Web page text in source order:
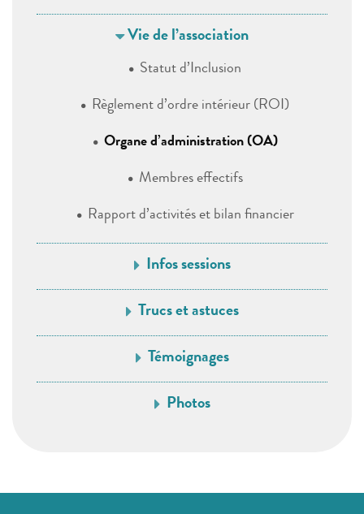
Vie de l’association
Statut d’Inclusion
Règlement d’ordre intérieur (ROI)
Organe d’administration (OA)
Membres effectifs
Rapport d’activités et bilan financier
Infos sessions
Trucs et astuces
Témoignages
Photos